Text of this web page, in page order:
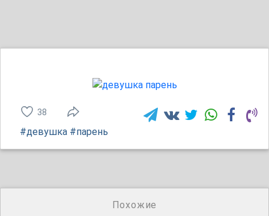
38
#девушка #парень
Похожие